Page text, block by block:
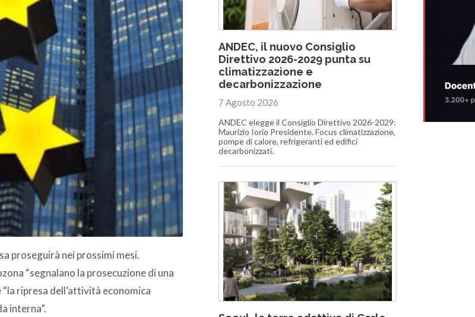
proseguirà nei prossimi mesi.
“segnalano la prosecuzione di una
ripresa dell’attività economica
interna”.
ANDEC, il nuovo Consiglio
Direttivo 2026-2029 punta su
climatizzazione e
decarbonizzazione
7 Agosto 2026
ANDEC elegge il Consiglio Direttivo 2026-2029:
Maurizio Iorio Presidente. Focus climatizzazione,
pompe di calore, refrigeranti ed edifici
decarbonizzati.